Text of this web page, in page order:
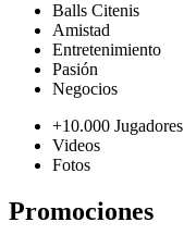
Balls Citenis
Amistad
Entretenimiento
Pasión
Negocios
+10.000 Jugadores
Videos
Fotos
Promociones